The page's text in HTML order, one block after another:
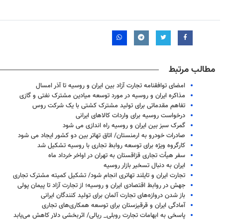
مطالب مرتبط
امضای توافقنامه تجارت آزاد بین ایران و روسیه تا آذر امسال
مذاکره ایران و روسیه در مورد توسعه میادین مشترک نفتی و گازی
تفاهم مقدماتی برای تولید مشترک کشتی با یک شرکت روس
درخواست روسیه برای واردات کالاهای ایرانی
گمرک سبز بین ایران و روسیه راه اندازی می شود
صادرات خودرو به ارمنستان/ اتاق تهاتر بین دو کشور ایجاد می شود
کارگروه ویژه برای توسعه روابط تجاری با روسیه تشکیل شد
سفر هیأت تجاری قزاقستان به تهران در اواخر خرداد ماه
ایران به دنبال تسخیر بازار روسیه
تجارت ایران و تایلند تهاتری انجام شود/ تشکیل کمیته مشترک تجاری
جهش در روابط اقتصادی ایران و روسیه؛ از تجارت آزاد تا پیمان پولی
باز شدن دروازه‌های تجارت آلمان برای تولید کنندگان ایرانی
آمادگی ایران و قرقیزستان برای توسعه همکاری‌های تجاری
پاسخی به ابهامات تجارت روبلی_ ریالی/ اثربخشی دلار کاهش می‌یابد